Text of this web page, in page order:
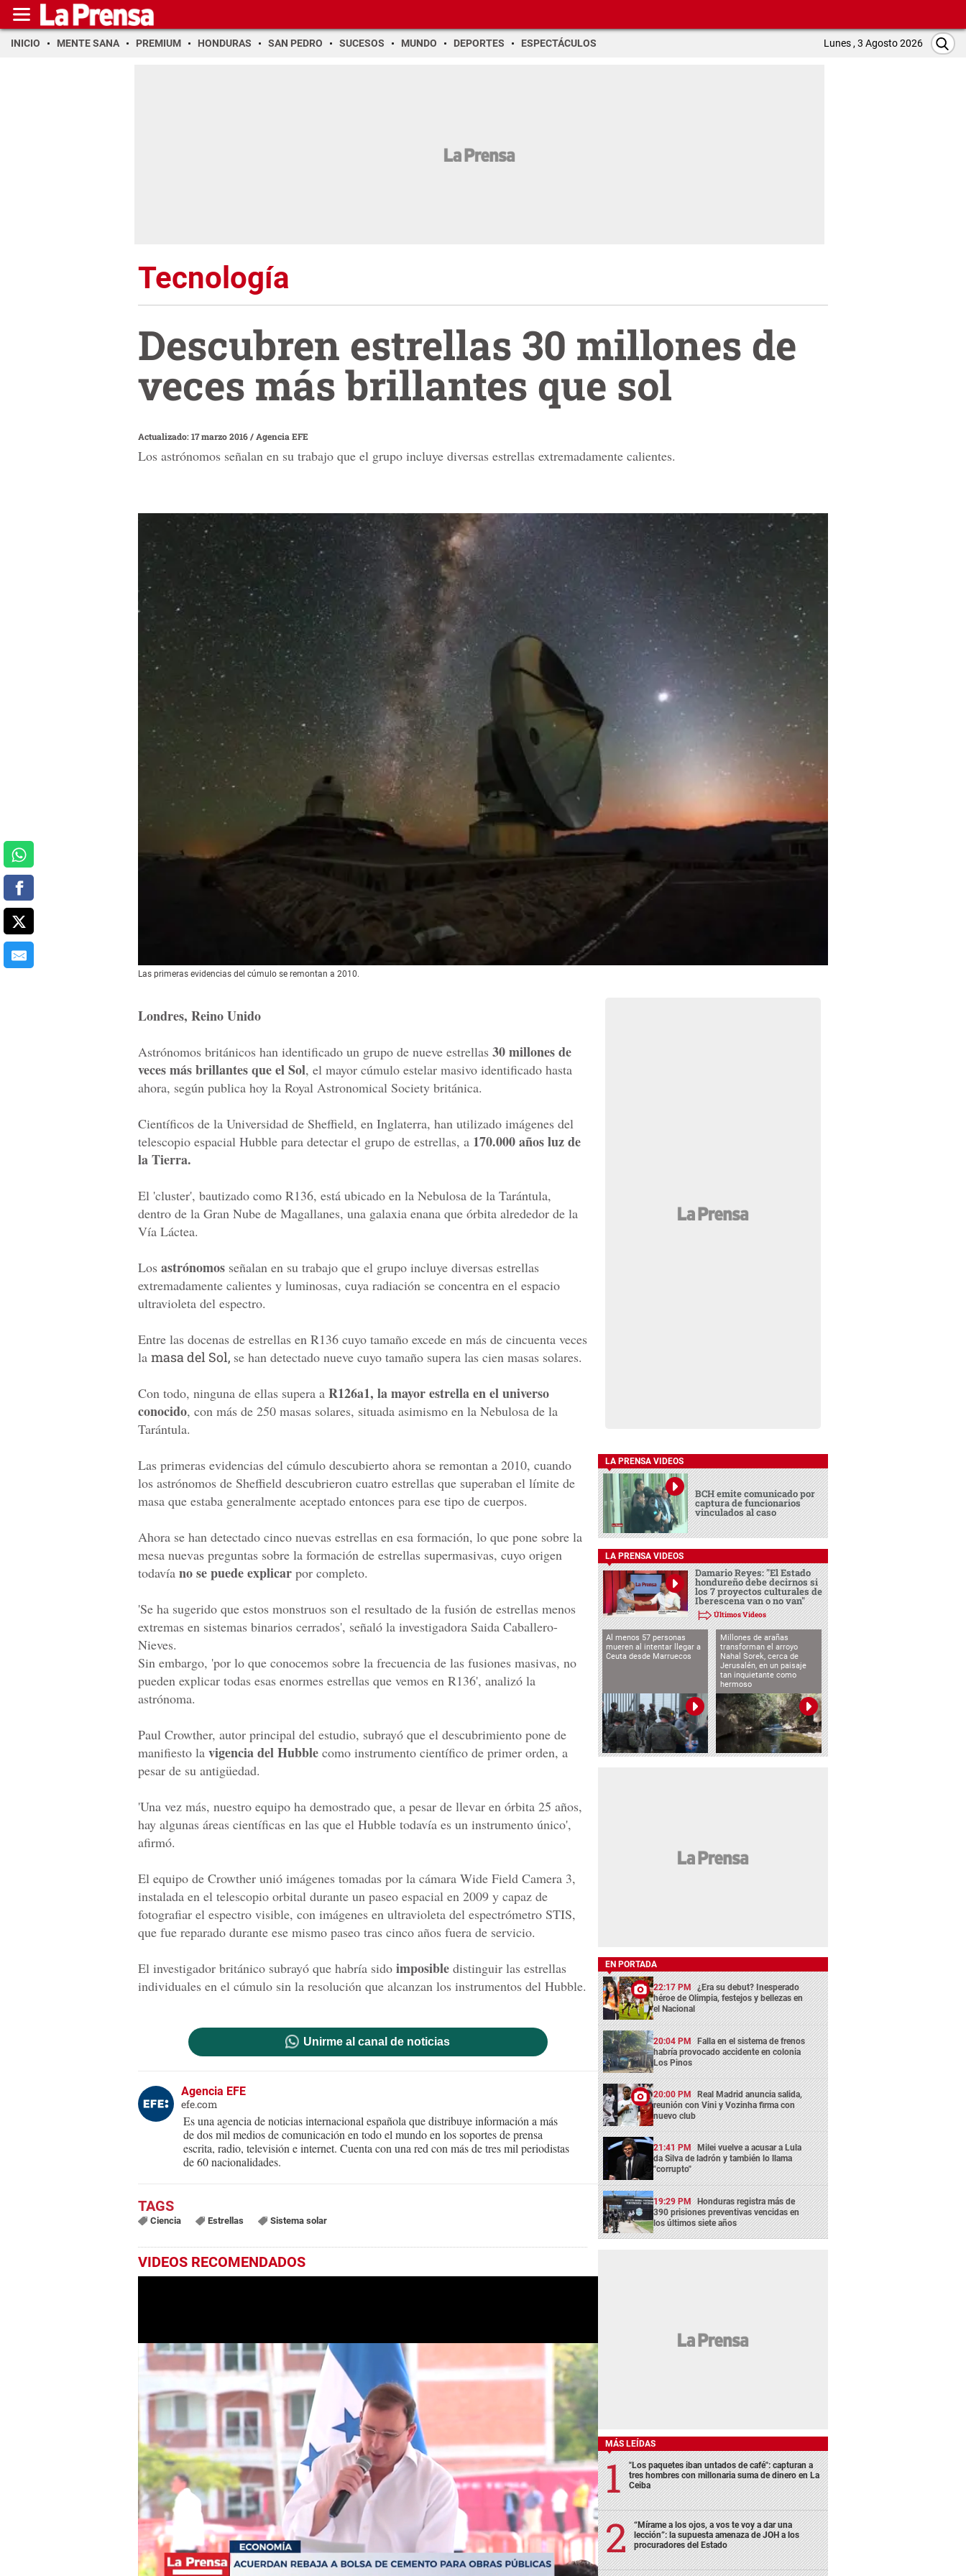
INICIO MENTE SANA PREMIUM HONDURAS SAN PEDRO SUCESOS MUNDO DEPORTES ESPECTÁCULOS Lunes , 3 Agosto 2026
Tecnología
Descubren estrellas 30 millones de
veces más brillantes que sol
Actualizado: 17 marzo 2016/ Agencia EFE
Los astrónomos señalan en su trabajo que el grupo incluye diversas estrellas extremadamente calientes.
Las primeras evidencias del cúmulo se remontan a 2010.
Londres, Reino Unido
Astrónomos británicos han identificado un grupo de nueve estrellas 30 millones de
veces más brillantes que el Sol, el mayor cúmulo estelar masivo identificado hasta
ahora, según publica hoy la Royal Astronomical Society británica.
Científicos de la Universidad de Sheffield, en Inglaterra, han utilizado imágenes del
telescopio espacial Hubble para detectar el grupo de estrellas, a 170.000 años luz de
la Tierra.
El 'cluster', bautizado como R136, está ubicado en la Nebulosa de la Tarántula,
dentro de la Gran Nube de Magallanes, una galaxia enana que órbita alrededor de la
Vía Láctea.
Los astrónomos señalan en su trabajo que el grupo incluye diversas estrellas
extremadamente calientes y luminosas, cuya radiación se concentra en el espacio
ultravioleta del espectro.
Entre las docenas de estrellas en R136 cuyo tamaño excede en más de cincuenta veces
la masa del Sol, se han detectado nueve cuyo tamaño supera las cien masas solares.
Con todo, ninguna de ellas supera a R126a1, la mayor estrella en el universo
conocido, con más de 250 masas solares, situada asimismo en la Nebulosa de la
Tarántula.
Las primeras evidencias del cúmulo descubierto ahora se remontan a 2010, cuando
los astrónomos de Sheffield descubrieron cuatro estrellas que superaban el límite de
masa que estaba generalmente aceptado entonces para ese tipo de cuerpos.
Ahora se han detectado cinco nuevas estrellas en esa formación, lo que pone sobre la
mesa nuevas preguntas sobre la formación de estrellas supermasivas, cuyo origen
todavía no se puede explicar por completo.
'Se ha sugerido que estos monstruos son el resultado de la fusión de estrellas menos
extremas en sistemas binarios cerrados', señaló la investigadora Saida Caballero-
Nieves.
Sin embargo, 'por lo que conocemos sobre la frecuencia de las fusiones masivas, no
pueden explicar todas esas enormes estrellas que vemos en R136', analizó la
astrónoma.
Paul Crowther, autor principal del estudio, subrayó que el descubrimiento pone de
manifiesto la vigencia del Hubble como instrumento científico de primer orden, a
pesar de su antigüedad.
'Una vez más, nuestro equipo ha demostrado que, a pesar de llevar en órbita 25 años,
hay algunas áreas científicas en las que el Hubble todavía es un instrumento único',
afirmó.
El equipo de Crowther unió imágenes tomadas por la cámara Wide Field Camera 3,
instalada en el telescopio orbital durante un paseo espacial en 2009 y capaz de
fotografiar el espectro visible, con imágenes en ultravioleta del espectrómetro STIS,
que fue reparado durante ese mismo paseo tras cinco años fuera de servicio.
El investigador británico subrayó que habría sido imposible distinguir las estrellas
individuales en el cúmulo sin la resolución que alcanzan los instrumentos del Hubble.
Unirme al canal de noticias
Agencia EFE
efe.com
Es una agencia de noticias internacional española que distribuye información a más
de dos mil medios de comunicación en todo el mundo en los soportes de prensa
escrita, radio, televisión e internet. Cuenta con una red con más de tres mil periodistas
de 60 nacionalidades.
Ciencia Estrellas Sistema solar
VIDEOS RECOMENDADOS
0
seconds
of
LA PRENSA VIDEOS
BCH emite comunicado por
captura de funcionarios
vinculados al caso
LA PRENSA VIDEOS
Damario Reyes: "El Estado
hondureño debe decirnos si
los 7 proyectos culturales de
Iberescena van o no van"
Últimos Videos
Al menos 57 personas
mueren al intentar llegar a
Ceuta desde Marruecos
Millones de arañas
transforman el arroyo
Nahal Sorek, cerca de
Jerusalén, en un paisaje
tan inquietante como
hermoso
EN PORTADA
22:17 PM ¿Era su debut? Inesperado
héroe de Olimpia, festejos y bellezas en
el Nacional
20:04 PM Falla en el sistema de frenos
habría provocado accidente en colonia
Los Pinos
20:00 PM Real Madrid anuncia salida,
reunión con Vini y Vozinha firma con
nuevo club
21:41 PM Milei vuelve a acusar a Lula
da Silva de ladrón y también lo llama
"corrupto"
19:29 PM Honduras registra más de
390 prisiones preventivas vencidas en
los últimos siete años
MÁS LEÍDAS
"Los paquetes iban untados de café": capturan a
tres hombres con millonaria suma de dinero en La
Ceiba
“Mírame a los ojos, a vos te voy a dar una
lección”: la supuesta amenaza de JOH a los
procuradores del Estado